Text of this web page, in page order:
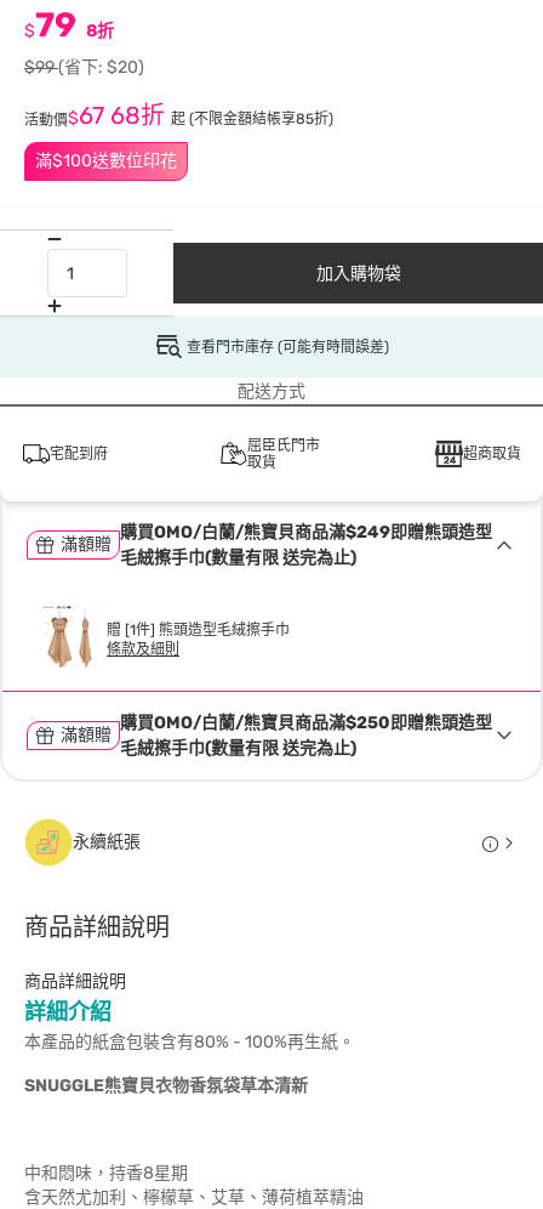
滿$100送數位印花
$79 8折
$99(省下: $20)
活動價$67 68折 起 (不限金額結帳享85折)
加入購物袋
查看門市庫存 (可能有時間誤差)
配送方式
宅配到府
屈臣氏門市
取貨
超商取貨
滿額贈
購買OMO/白蘭/熊寶貝商品滿$249即贈熊頭造型
毛絨擦手巾(數量有限 送完為止)
贈 [1件] 熊頭造型毛絨擦手巾
條款及細則
滿額贈
購買OMO/白蘭/熊寶貝商品滿$250即贈熊頭造型
毛絨擦手巾(數量有限 送完為止)
永續紙張
商品詳細說明
商品詳細說明
詳細介紹
本產品的紙盒包裝含有80% - 100%再生紙。
SNUGGLE熊寶貝衣物香氛袋草本清新
中和悶味，持香8星期
含天然尤加利、檸檬草、艾草、薄荷植萃精油